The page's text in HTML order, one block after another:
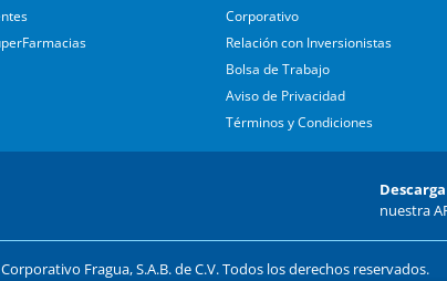
Corporativo
Relación con Inversionistas
Bolsa de Trabajo
Aviso de Privacidad
Términos y Condiciones
Descarga
nuestra
Fragua, S.A.B. de C.V. Todos los derechos reservados.